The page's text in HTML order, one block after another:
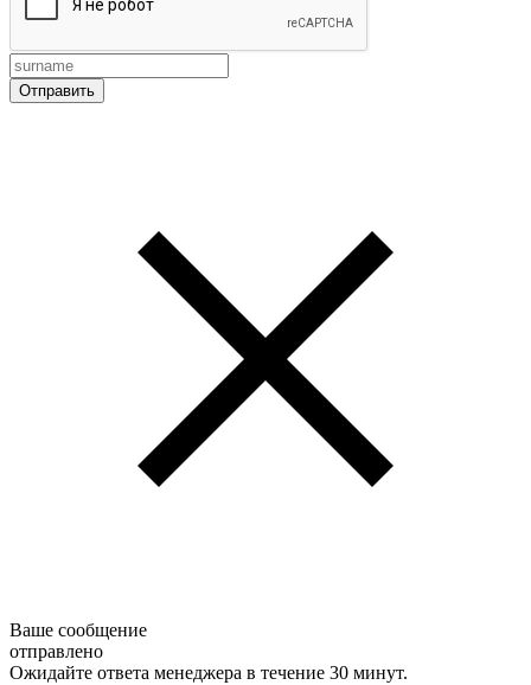
Ваше сообщение
отправлено
Ожидайте ответа менеджера в течение 30 минут.